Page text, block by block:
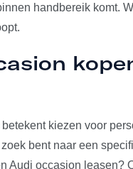
handbereik komt.
kiezen voor
bent naar een
Audi occasion leasen?